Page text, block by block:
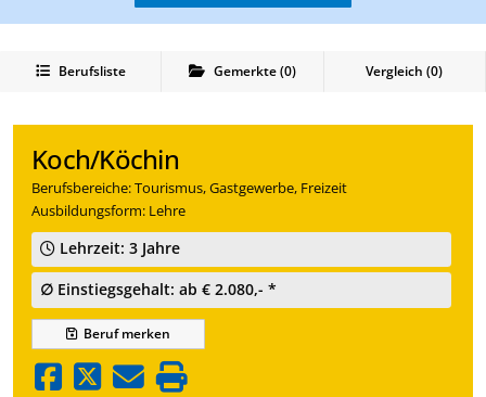
Berufsliste Gemerkte(0) Vergleich (0)
Koch/Köchin
Berufsbereiche: Tourismus, Gastgewerbe, Freizeit
Ausbildungsform: Lehre
Lehrzeit: 3 Jahre
∅ Einstiegsgehalt: ab € 2.080,- *
Berufmerken